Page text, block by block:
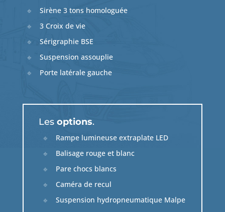
Sirène 3 tons homologuée
3 Croix de vie
Sérigraphie BSE
Suspension assouplie
Porte latérale gauche
Les options.
Rampe lumineuse extraplate LED
Balisage rouge et blanc
Pare chocs blancs
Caméra de recul
Suspension hydropneumatique Malpe